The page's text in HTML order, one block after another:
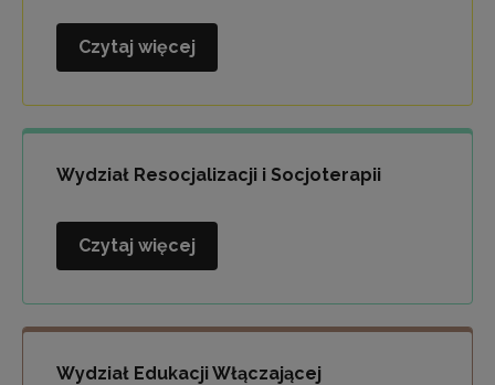
Wydział
Systemu
Doskonalenia
Czytaj więcej
Wydział Resocjalizacji i Socjoterapii
Wydział
i
Socjoterapii
Czytaj więcej
Wydział Edukacji Włączającej